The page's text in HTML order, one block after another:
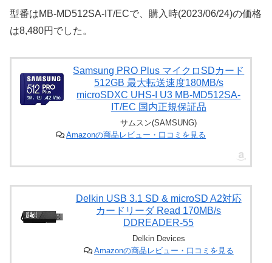
型番はMB-MD512SA-IT/ECで、購入時(2023/06/24)の価格
は8,480円でした。
Samsung PRO Plus マイクロSDカード
512GB 最大転送速度180MB/s
microSDXC UHS-I U3 MB-MD512SA-
IT/EC 国内正規保証品
サムスン(SAMSUNG)
Amazonの商品レビュー・口コミを見る
Delkin USB 3.1 SD & microSD A2対応
カードリーダ Read 170MB/s
DDREADER-55
Delkin Devices
Amazonの商品レビュー・口コミを見る